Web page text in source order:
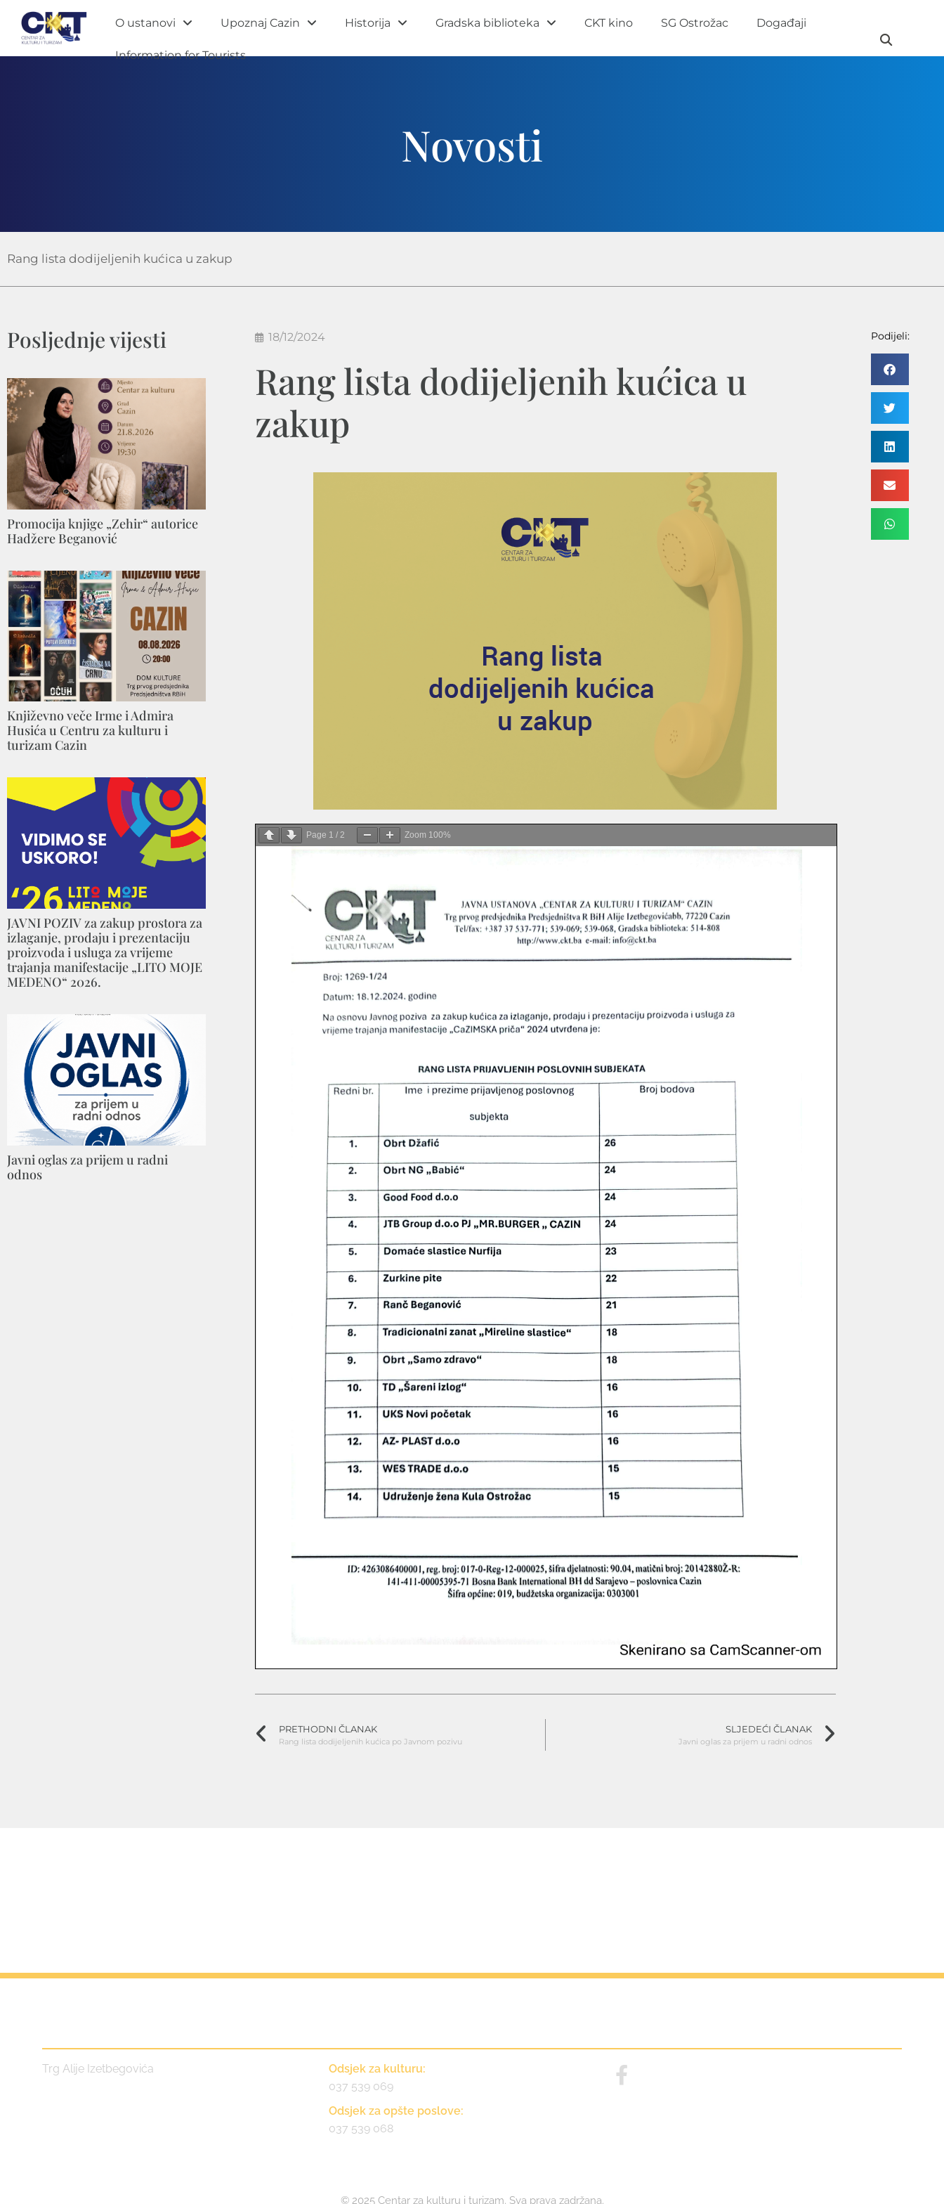
O ustanovi Upoznaj Cazin Historija Gradska biblioteka CKT kino SG Ostrožac Događaji
Information for Tourists
Novosti
Rang lista dodijeljenih kućica u zakup
Posljednje vijesti
Promocija knjige „Zehir“ autorice
Hadžere Beganović
Književno veče Irme i Admira
Husića u Centru za kulturu i
turizam Cazin
JAVNI POZIV za zakup prostora za
izlaganje, prodaju i prezentaciju
proizvoda i usluga za vrijeme
trajanja manifestacije „LITO MOJE
MEDENO“ 2026.
Javni oglas za prijem u radni
odnos
18/12/2024
Rang lista dodijeljenih kućica u
zakup
Page 1 / 2 Zoom 100%
PRETHODNI ČLANAK
Rang lista dodijeljenih kućica po Javnom pozivu
SLJEDEĆI ČLANAK
Javni oglas za prijem u radni odnos
Podijeli:
Trg Alije Izetbegovića
Odsjek za kulturu:
037 539 069
Odsjek za opšte poslove:
037 539 068
© 2025 Centar za kulturu i turizam. Sva prava zadržana.